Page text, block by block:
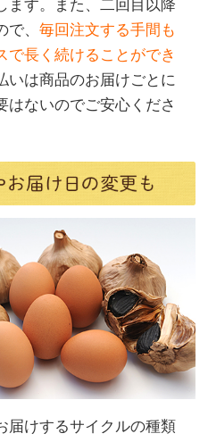
ます。また、二回目以降
、 毎回注文する手間も
で長く続けることができ
いは商品のお届けごとに
はないのでご安心くださ
届けするサイクルの種類